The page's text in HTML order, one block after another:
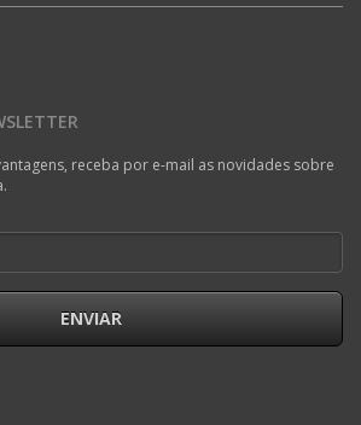
receba por e-mail as novidades sobre
ENVIAR